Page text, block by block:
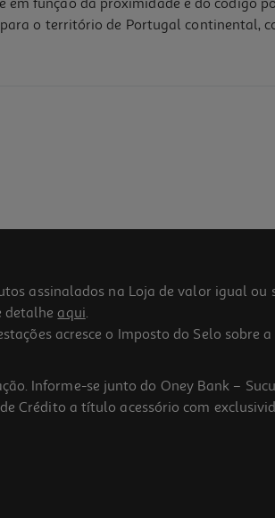
função da proximidade e do código
o território de Portugal continental,
assinalados na Loja de valor igual ou
detalhe aqui.
acresce o Imposto do Selo sobre
Informe-se junto do Oney Bank –
Crédito a título acessório com